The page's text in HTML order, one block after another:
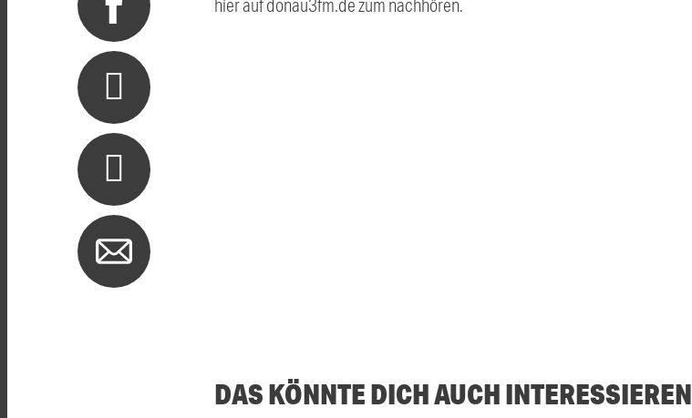
DAS KÖNNTE DICH AUCH INTERESSIEREN